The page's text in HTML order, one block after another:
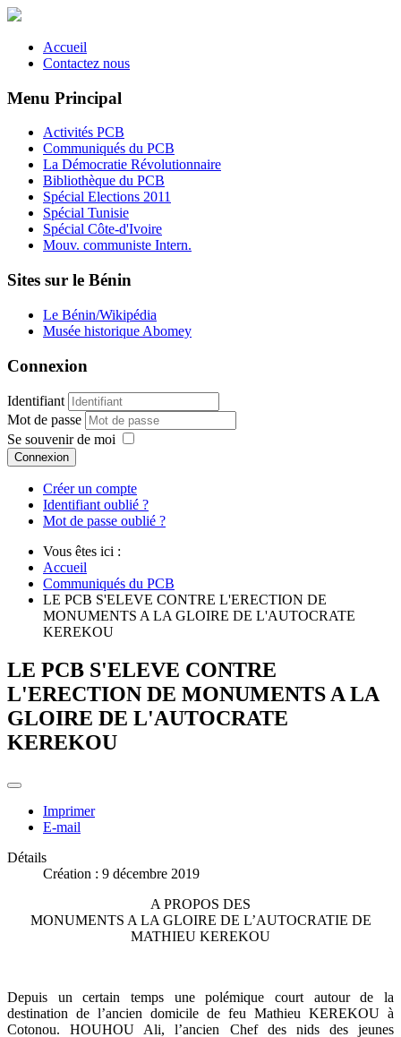
Accueil
Contactez nous
Menu Principal
Activités PCB
Communiqués du PCB
La Démocratie Révolutionnaire
Bibliothèque du PCB
Spécial Elections 2011
Spécial Tunisie
Spécial Côte-d'Ivoire
Mouv. communiste Intern.
Sites sur le Bénin
Le Bénin/Wikipédia
Musée historique Abomey
Connexion
Identifiant
Mot de passe
Se souvenir de moi
Connexion
Créer un compte
Identifiant oublié ?
Mot de passe oublié ?
Vous êtes ici :
Accueil
Communiqués du PCB
LE PCB S'ELEVE CONTRE L'ERECTION DE
MONUMENTS A LA GLOIRE DE L'AUTOCRATE
KEREKOU
LE PCB S'ELEVE CONTRE
L'ERECTION DE MONUMENTS A LA
GLOIRE DE L'AUTOCRATE
KEREKOU
Imprimer
E-mail
Détails
Création : 9 décembre 2019
A PROPOS DES
MONUMENTS A LA GLOIRE DE L’AUTOCRATIE DE
MATHIEU KEREKOU
Depuis un certain temps une polémique court autour de la
destination de l’ancien domicile de feu Mathieu KEREKOU à
Cotonou. HOUHOU Ali, l’ancien Chef des nids des jeunes